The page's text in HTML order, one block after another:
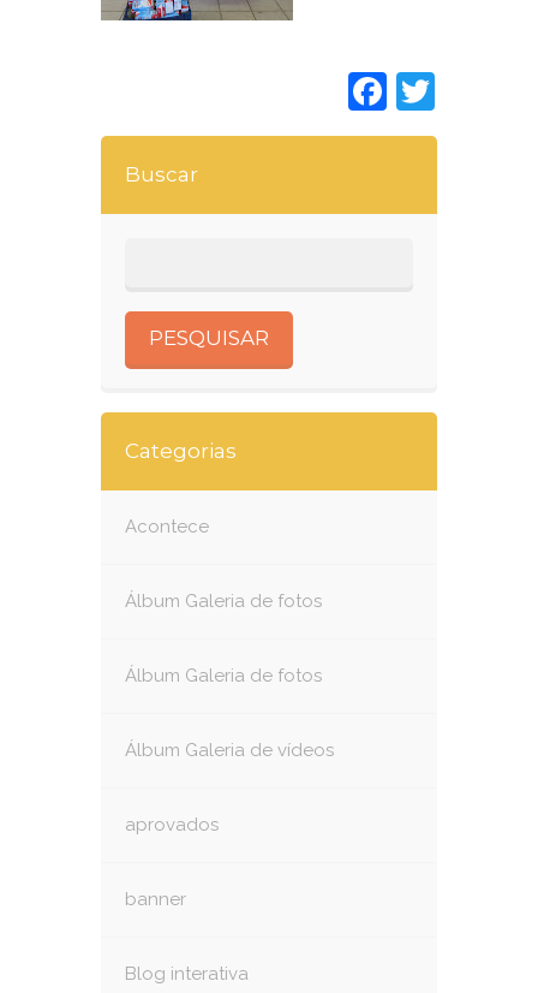
Buscar
Categorias
Acontece
Álbum Galeria de fotos
Álbum Galeria de fotos
Álbum Galeria de vídeos
aprovados
banner
Blog interativa